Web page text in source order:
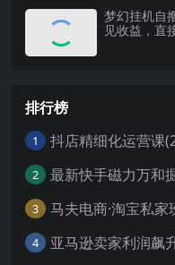
梦幻挂机自
见收益，直
排行榜
1 抖店精细化运营课
2
3 马夫电商·淘宝私家
4